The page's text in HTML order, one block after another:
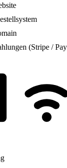
(Stripe /